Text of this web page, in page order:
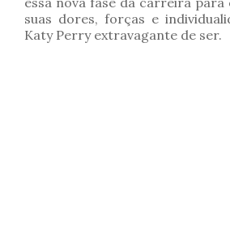
suas dores, forças e
Katy Perry extravagante de ser.